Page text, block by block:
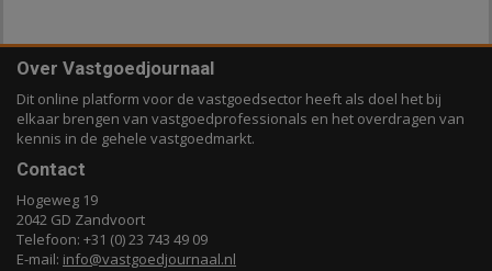
Over Vastgoedjournaal
Dit online platform voor de vastgoedsector heeft als doel het bij
elkaar brengen van vastgoedprofessionals en het overdragen van
kennis in de gehele vastgoedmarkt.
Contact
Hogeweg 19
2042 GD Zandvoort
Telefoon: +31 (0) 23 743 49 09
E-mail: info@vastgoedjournaal.nl